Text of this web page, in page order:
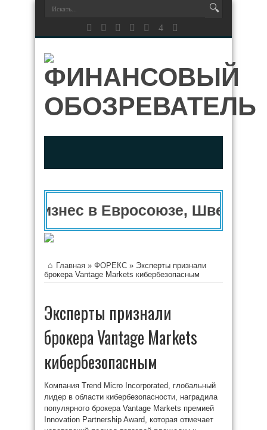
Бизнес в Евросоюзе,
Главная » ФОРЕКС » Эксперты признали
брокера Vantage Markets кибербезопасным
Эксперты признали
брокера Vantage Markets
кибербезопасным
Компания Trend Micro Incorporated, глобальный
лидер в области кибербезопасности, наградила
популярного брокера Vantage Markets премией
Innovation Partnership Award, которая отмечает